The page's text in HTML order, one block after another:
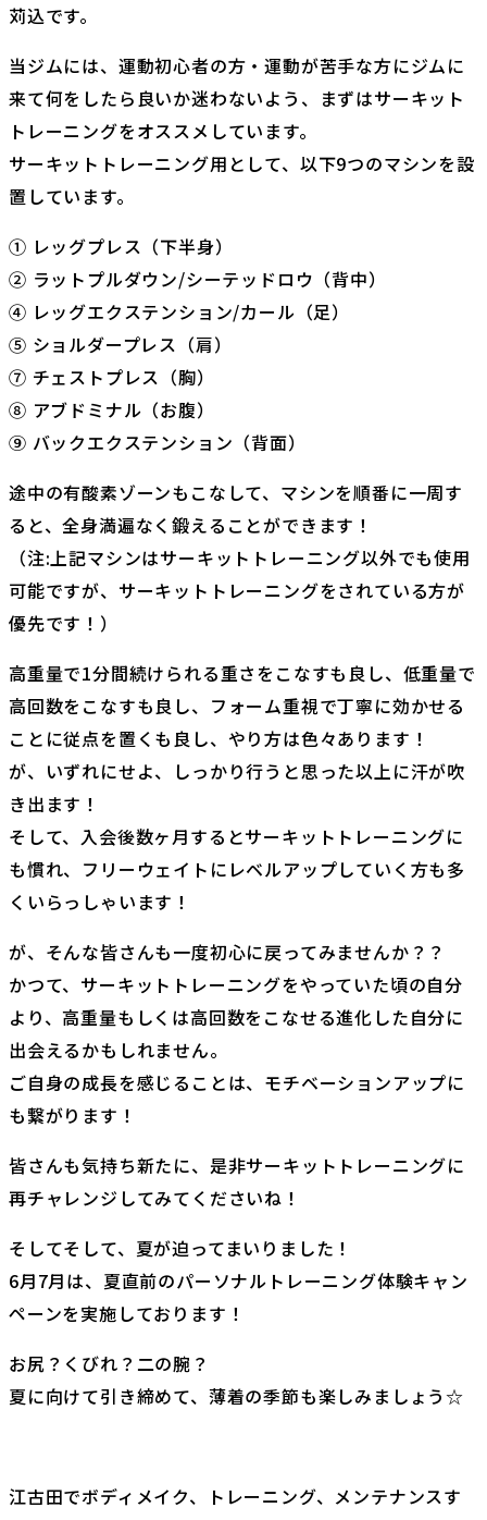
苅込です。
当ジムには、運動初心者の方・運動が苦手な方にジムに
来て何をしたら良いか迷わないよう、まずはサーキット
トレーニングをオススメしています。
サーキットトレーニング用として、以下9つのマシンを設
置しています。
① レッグプレス（下半身）
② ラットプルダウン/シーテッドロウ（背中）
④ レッグエクステンション/カール（足）
⑤ ショルダープレス（肩）
⑦ チェストプレス（胸）
⑧ アブドミナル（お腹）
⑨ バックエクステンション（背面）
途中の有酸素ゾーンもこなして、マシンを順番に一周す
ると、全身満遍なく鍛えることができます！
（注:上記マシンはサーキットトレーニング以外でも使用
可能ですが、サーキットトレーニングをされている方が
優先です！）
高重量で1分間続けられる重さをこなすも良し、低重量で
高回数をこなすも良し、フォーム重視で丁寧に効かせる
ことに従点を置くも良し、やり方は色々あります！
が、いずれにせよ、しっかり行うと思った以上に汗が吹
き出ます！
そして、入会後数ヶ月するとサーキットトレーニングに
も慣れ、フリーウェイトにレベルアップしていく方も多
くいらっしゃいます！
が、そんな皆さんも一度初心に戻ってみませんか？？
かつて、サーキットトレーニングをやっていた頃の自分
より、高重量もしくは高回数をこなせる進化した自分に
出会えるかもしれません。
ご自身の成長を感じることは、モチベーションアップに
も繋がります！
皆さんも気持ち新たに、是非サーキットトレーニングに
再チャレンジしてみてくださいね！
そしてそして、夏が迫ってまいりました！
6月7月は、夏直前のパーソナルトレーニング体験キャン
ペーンを実施しております！
お尻？くびれ？二の腕？
夏に向けて引き締めて、薄着の季節も楽しみましょう☆
江古田でボディメイク、トレーニング、メンテナンスす